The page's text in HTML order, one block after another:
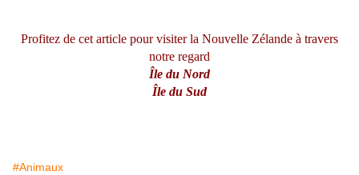
Profitez de cet article pour visiter la Nouvelle Zélande à travers
notre regard
Île du Nord
Île du Sud
#Animaux